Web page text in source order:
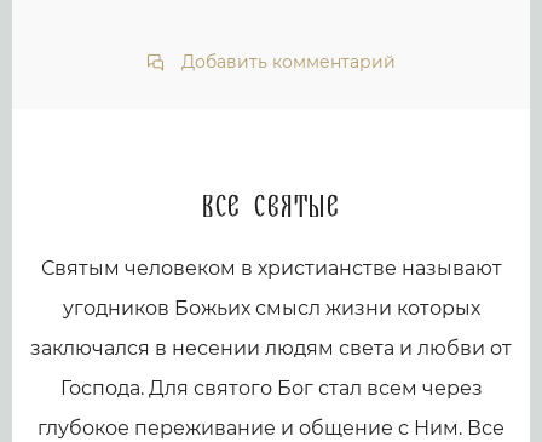
Добавить комментарий
Все святые
Святым человеком в христианстве называют
угодников Божьих смысл жизни которых
заключался в несении людям света и любви от
Господа. Для святого Бог стал всем через
глубокое переживание и общение с Ним. Все